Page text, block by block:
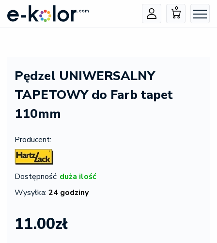
0
Pędzel UNIWERSALNY
TAPETOWY do Farb tapet
110mm
Producent:
Dostępność: duża ilość
Wysyłka: 24 godziny
11.00zł